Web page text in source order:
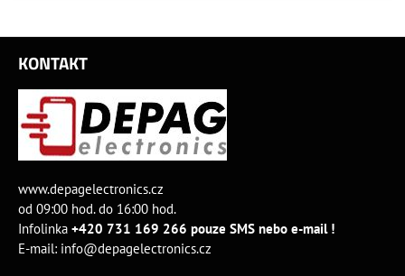
KONTAKT
www.depagelectronics.cz
od 09:00 hod. do 16:00 hod.
Infolinka +420 731 169 266 pouze SMS nebo e-mail !
E-mail: info@depagelectronics.cz